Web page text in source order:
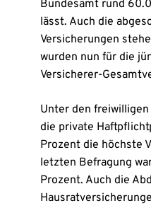
Bundesamt rund
lässt. Auch die
Versicherungen
wurden nun für die
Versicherer-
Unter den
die private
Prozent die höchste
letzten Befragung
Prozent. Auch die